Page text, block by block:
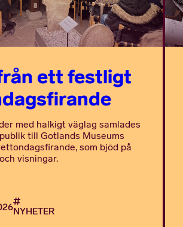
ett festligt
med halkigt väglag samlades
till Gotlands Museums
som bjöd på
visningar.
NYHETER